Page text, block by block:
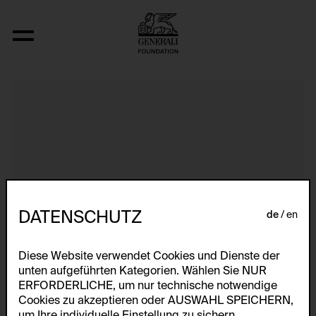
Aerospace Folktales
DATENSCHUTZ de en
Diese Website verwendet Cookies und Dienste der
unten aufgeführten Kategorien. Wählen Sie NUR
ERFORDERLICHE, um nur technische notwendige
Cookies zu akzeptieren oder AUSWAHL SPEICHERN,